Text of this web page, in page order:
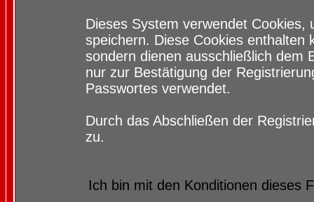
Dieses System verwendet
speichern. Diese Cookies enthalten
sondern dienen ausschließlich dem
nur zur Bestätigung der
Passwortes verwendet.
Durch das Abschließen der
zu.
Ich bin mit den Konditionen dieses